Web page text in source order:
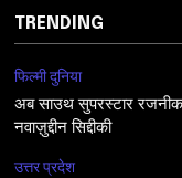
TRENDING
फिल्मी दुनिया
अब साउथ सुपरस्टार
नवाज़ुद्दीन सिद्दीकी
उत्तर प्रदेश